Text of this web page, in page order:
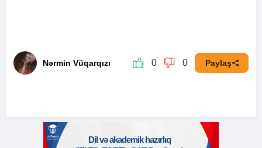
Nərmin Vüqarqızı 0 0 Paylaş